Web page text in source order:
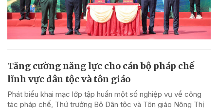
Tăng cường năng lực cho cán bộ pháp chế
lĩnh vực dân tộc và tôn giáo
Phát biểu khai mạc lớp tập huấn một số nghiệp vụ về công
tác pháp chế, Thứ trưởng Bộ Dân tộc và Tôn giáo Nông Thị